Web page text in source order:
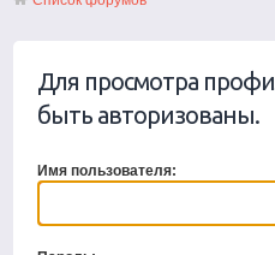
Для просмотра
быть авторизованы.
Имя пользователя: